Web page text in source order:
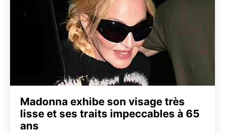
Madonna exhibe son visage très
lisse et ses traits impeccables à 65
ans